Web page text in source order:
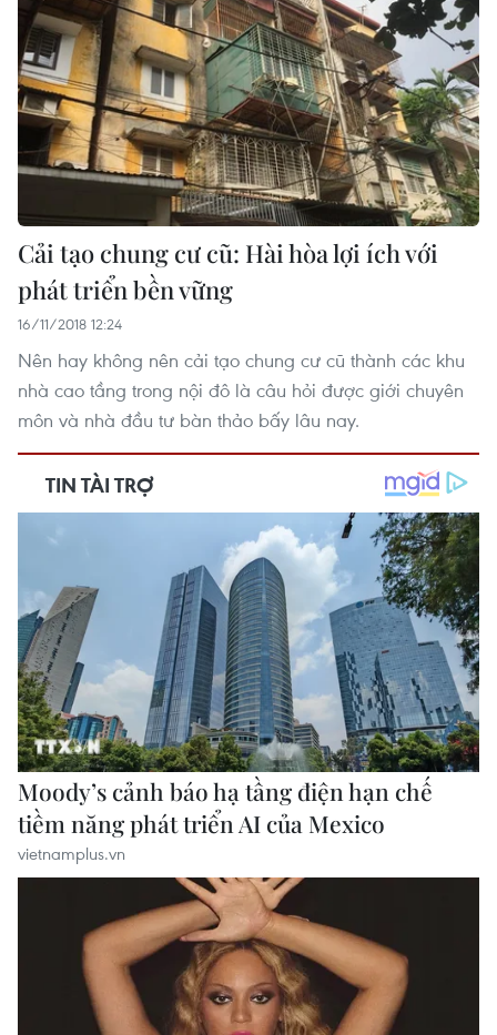
Cải tạo chung cư cũ: Hài hòa lợi ích với
phát triển bền vững
16/11/2018 12:24
Nên hay không nên cải tạo chung cư cũ thành các khu
nhà cao tầng trong nội đô là câu hỏi được giới chuyên
môn và nhà đầu tư bàn thảo bấy lâu nay.